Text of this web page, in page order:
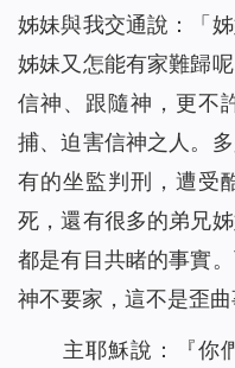
姊妹與我交通說：「
姊妹又怎能有家難歸
信神、跟隨神，更不
捕、迫害信神之人。
有的坐監判刑，遭受
死，還有很多的弟兄
都是有目共睹的事實
神不要家，這不是歪
主耶穌說：『你